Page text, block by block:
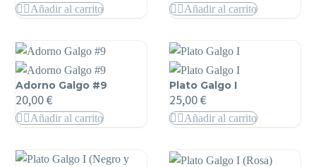
Añadir al carrito Añadir al carrito
Adorno Galgo #9
20,00€
Añadir al carrito
Plato Galgo I
25,00€
Añadir al carrito